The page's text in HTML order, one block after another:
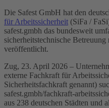
Die Safest GmbH hat den
für Arbeitssicherheit (SiFa /
safest.gmbh das bundesweit
sicherheitstechnische
veröffentlicht.
Zug, 23. April 2026 –
externe Fachkraft für
Sicherheitsfachkraft genannt)
safest.gmbh/fachkraft-
aus 238 deutschen Städten und